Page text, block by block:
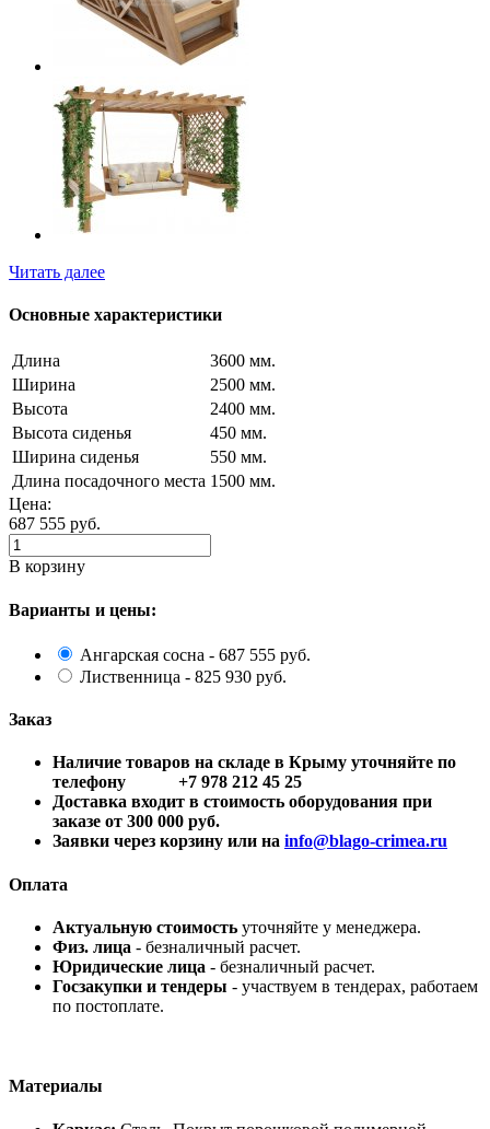
Читать далее
Основные характеристики
Длина
3600 мм.
Ширина
2500 мм.
Высота
2400 мм.
Высота сиденья
450 мм.
Ширина сиденья
550 мм.
Длина посадочного места 1500 мм.
Цена:
687 555 руб.
В корзину
Варианты и цены:
Ангарская сосна - 687 555 руб.
Лиственница - 825 930 руб.
Заказ
Наличие товаров на складе в Крыму уточняйте по
телефону +7 978 212 45 25
Доставка входит в стоимость оборудования при
заказе от 300 000 руб.
Заявки через корзину или на info@blago-crimea.ru
Оплата
Актуальную стоимость уточняйте у менеджера.
Физ. лица - безналичный расчет.
Юридические лица - безналичный расчет.
Госзакупки и тендеры - участвуем в тендерах, работаем
по постоплате.
Материалы